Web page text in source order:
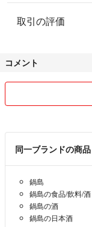
取引の評価
コメント
同一ブランドの商品
鍋島
鍋島の食品/飲料/酒
鍋島の酒
鍋島の日本酒